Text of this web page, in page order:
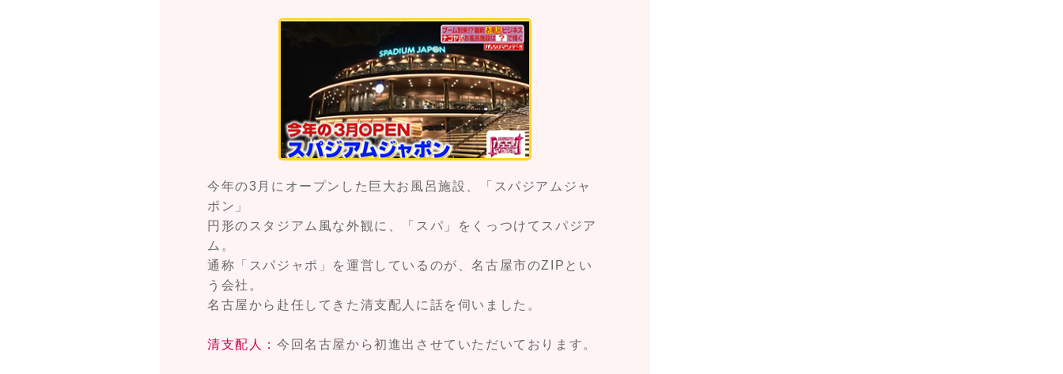
今年の3月にオープンした巨大お風呂施設、「スパジアムジャ
ポン」
円形のスタジアム風な外観に、「スパ」をくっつけてスパジア
ム。
通称「スパジャポ」を運営しているのが、名古屋市のZIPとい
う会社。
名古屋から赴任してきた清支配人に話を伺いました。
清支配人： 今回名古屋から初進出させていただいております。